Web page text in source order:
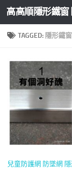
Skip to content
TAGGED: 隱形鐵
兒童防護網 防墜網